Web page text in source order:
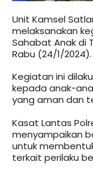
Unit Kamsel
melaksanakan
Sahabat Anak di
Rabu (24/1/2024).
Kegiatan ini
kepada anak-
yang aman dan
Kasat Lantas
menyampaikan
untuk
terkait perilaku